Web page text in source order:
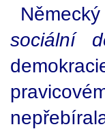
sociální